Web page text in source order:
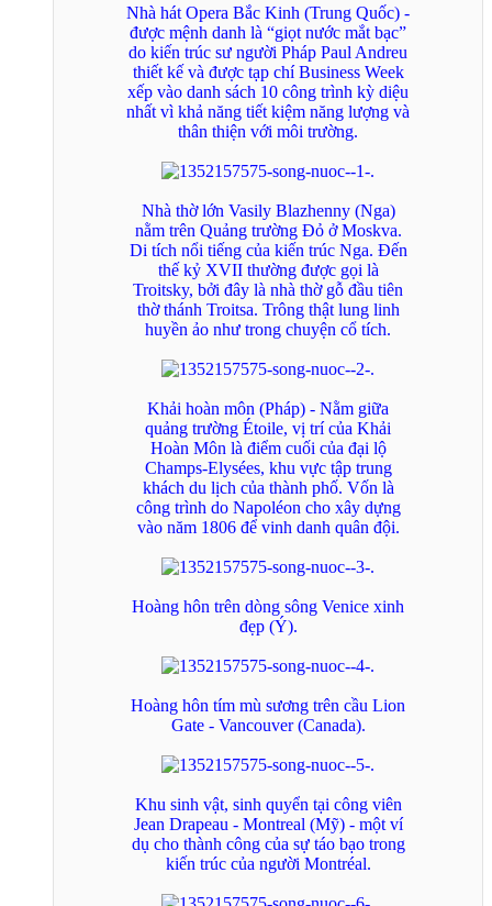
Nhà hát Opera Bắc Kinh (Trung Quốc) -
được mệnh danh là “giọt nước mắt bạc”
do kiến trúc sư người Pháp Paul Andreu
thiết kế và được tạp chí Business Week
xếp vào danh sách 10 công trình kỳ diệu
nhất vì khả năng tiết kiệm năng lượng và
thân thiện với môi trường.
Nhà thờ lớn Vasily Blazhenny (Nga)
nằm trên Quảng trường Đỏ ở Moskva.
Di tích nổi tiếng của kiến trúc Nga. Đến
thế kỷ XVII thường được gọi là
Troitsky, bởi đây là nhà thờ gỗ đầu tiên
thờ thánh Troitsa. Trông thật lung linh
huyền ảo như trong chuyện cổ tích.
Khải hoàn môn (Pháp) - Nằm giữa
quảng trường Étoile, vị trí của Khải
Hoàn Môn là điểm cuối của đại lộ
Champs-Elysées, khu vực tập trung
khách du lịch của thành phố. Vốn là
công trình do Napoléon cho xây dựng
vào năm 1806 để vinh danh quân đội.
Hoàng hôn trên dòng sông Venice xinh
đẹp (Ý).
Hoàng hôn tím mù sương trên cầu Lion
Gate - Vancouver (Canada).
Khu sinh vật, sinh quyển tại công viên
Jean Drapeau - Montreal (Mỹ) - một ví
dụ cho thành công của sự táo bạo trong
kiến trúc của người Montréal.